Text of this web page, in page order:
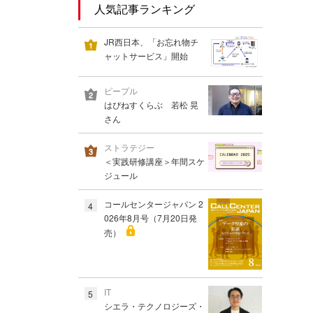
人気記事ランキング
JR西日本、「お忘れ物チ
ャットサービス」開始
ピープル
はぴねすくらぶ 若松 晃
さん
ストラテジー
＜実践研修講座＞年間スケ
ジュール
4
コールセンタージャパン 2
026年8月号（7月20日発
売）
5
IT
シエラ・テクノロジーズ・